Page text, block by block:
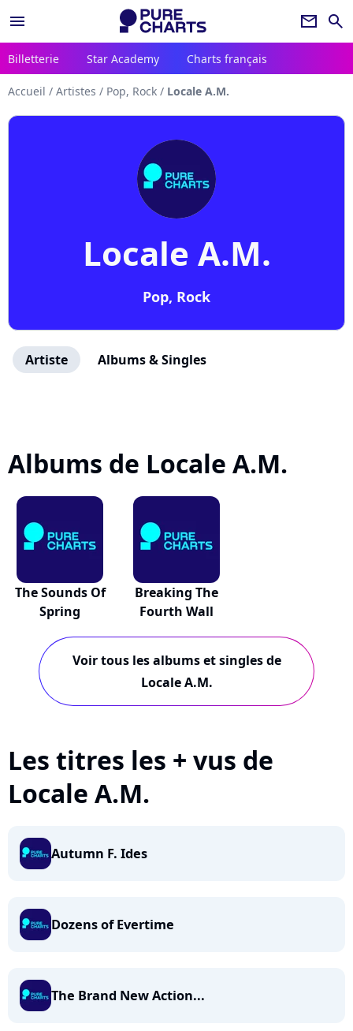
menu newsletter search
Billetterie Star Academy Charts français
Accueil / Artistes / Pop, Rock / Locale A.M.
Locale A.M.
Pop, Rock
Artiste Albums & Singles
Albums de Locale A.M.
The Sounds Of
Spring
Breaking The
Fourth Wall
Voir tous les albums et singles de
Locale A.M.
Les titres les + vus de
Locale A.M.
Autumn F. Ides
Dozens of Evertime
The Brand New Action...